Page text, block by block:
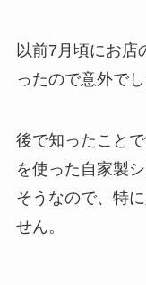
以前7月頃にお店
ったので意外でし
後で知ったこと
を使った自家製
そうなので、特
せん。